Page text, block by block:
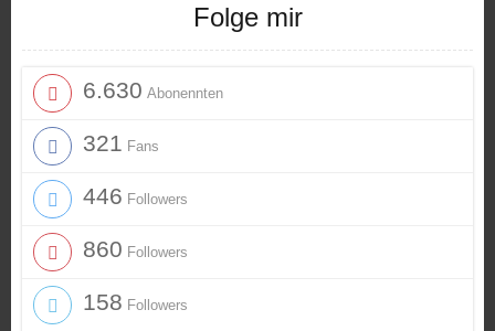
Folge mir
6.630 Abonennten
321 Fans
446 Followers
860 Followers
158 Followers